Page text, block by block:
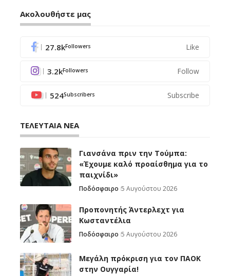
Ακολουθήστε μας
27.8kFollowers Like
3.2kFollowers Follow
524Subscribers Subscribe
ΤΕΛΕΥΤΑΙΑ ΝΕΑ
Γιανσάνα πριν την Τούμπα:
«Έχουμε καλό προαίσθημα για το
παιχνίδι»
Ποδόσφαιρο 5 Αυγούστου 2026
Προπονητής Άντερλεχτ για
Κωσταντέλια
Ποδόσφαιρο 5 Αυγούστου 2026
Μεγάλη πρόκριση για τον ΠΑΟΚ
στην Ουγγαρία!